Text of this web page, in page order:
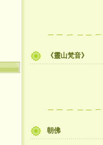
《靈山梵音》
朝佛